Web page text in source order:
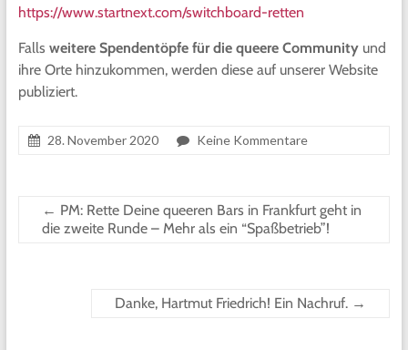
https://www.startnext.com/switchboard-retten
Falls weitere Spendentöpfe für die queere Communityund
ihre Orte hinzukommen, werden diese auf unserer Website
publiziert.
28. November 2020 Keine Kommentare
← PM: Rette Deine queeren Bars in Frankfurt geht in
die zweite Runde – Mehr als ein “Spaßbetrieb”!
Danke, Hartmut Friedrich! Ein Nachruf. →